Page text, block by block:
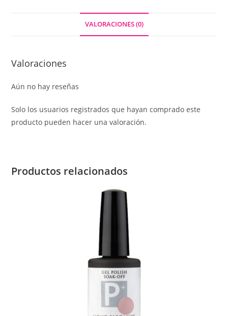
VALORACIONES (0)
Valoraciones
Aún no hay reseñas
Solo los usuarios registrados que hayan comprado este
producto pueden hacer una valoración.
Productos relacionados